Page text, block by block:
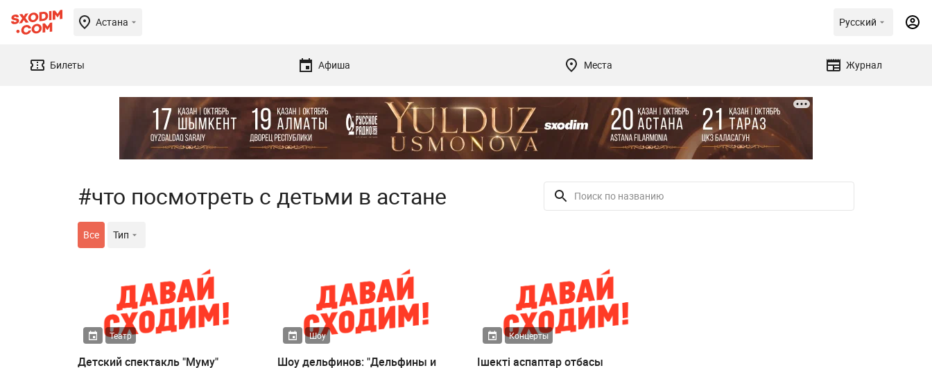
Астана Русский
Билеты Афиша Места Журнал
#что посмотреть с детьми в астане
Все Тип
Театр
Детский спектакль "Муму"
Шоу
Шоу дельфинов: "Дельфины и
Концерты
Ішекті аспаптар отбасы